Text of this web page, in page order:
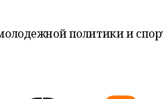
политики и